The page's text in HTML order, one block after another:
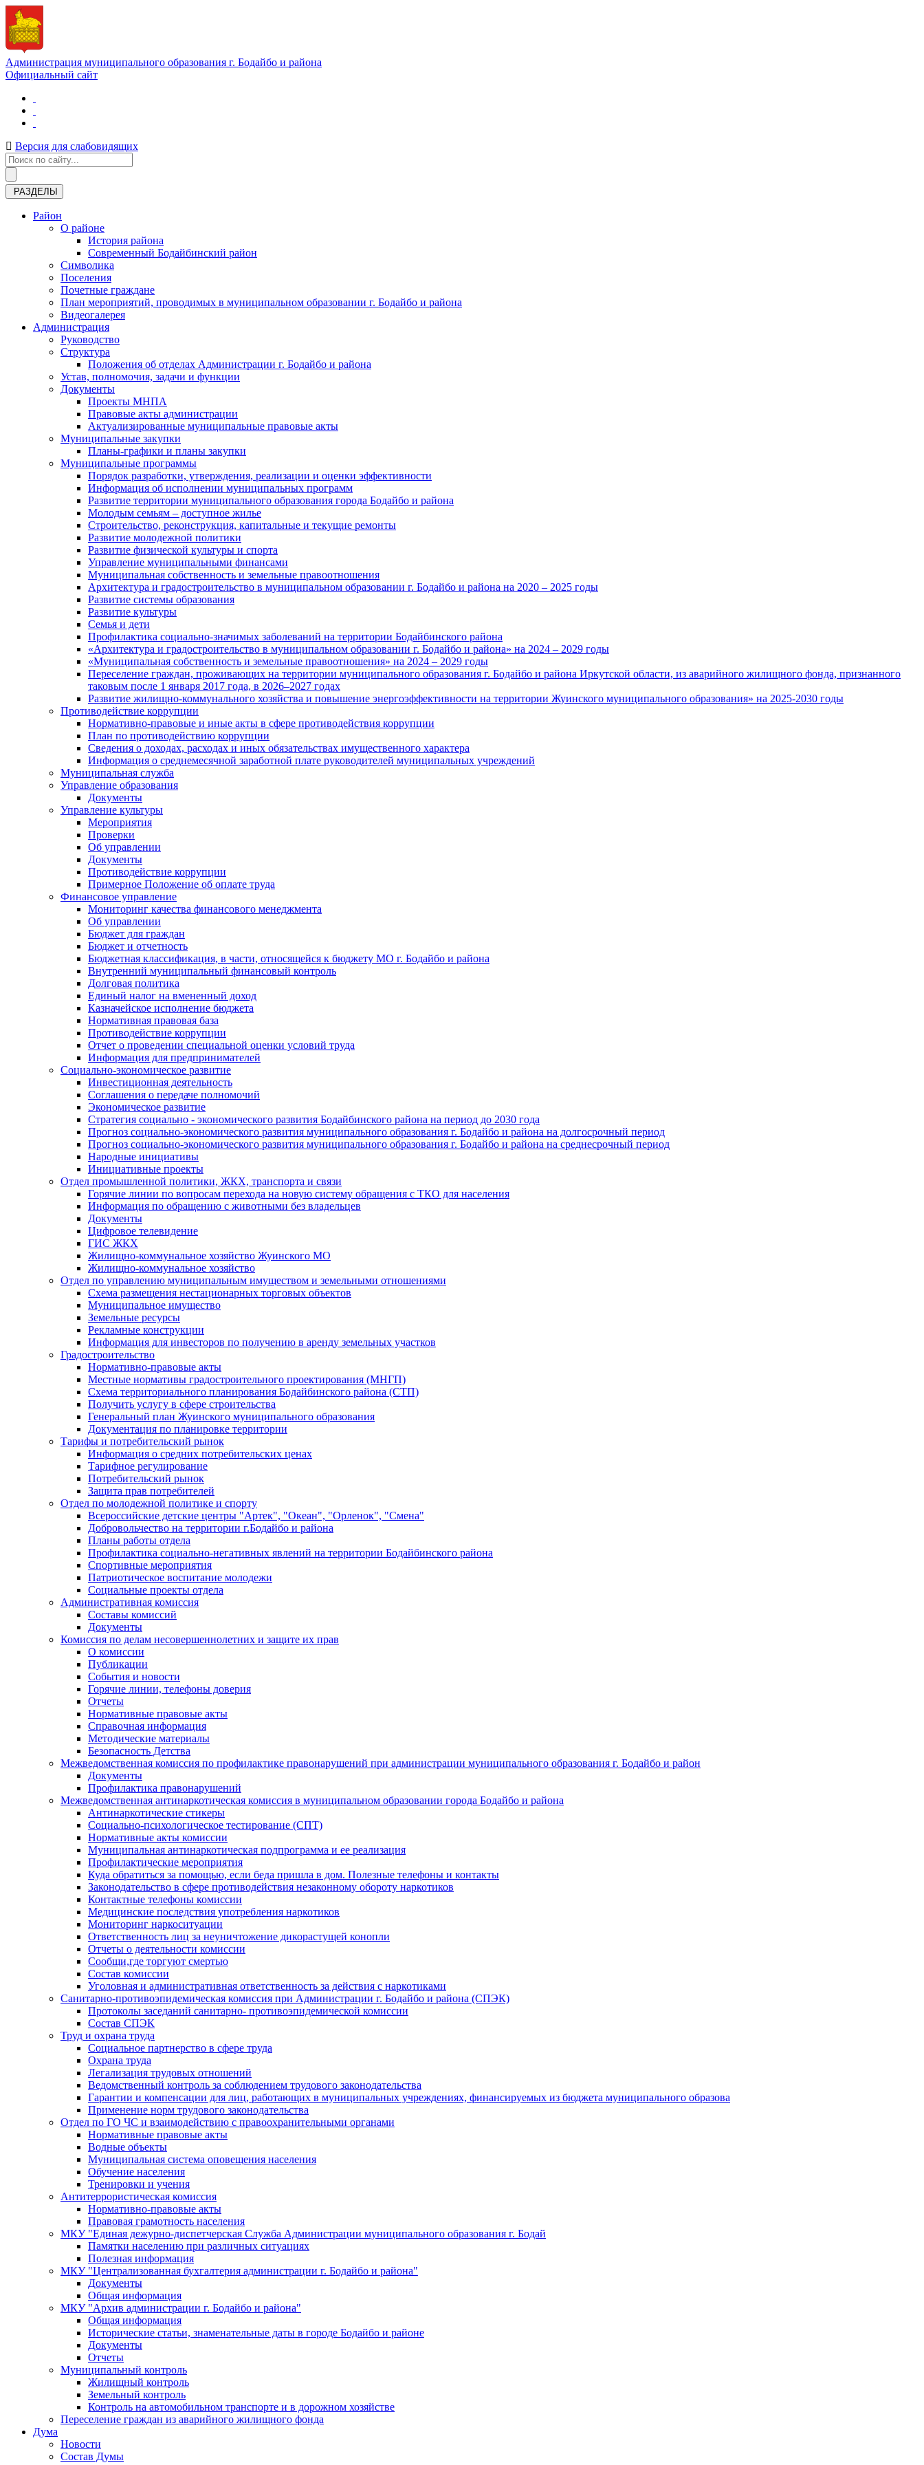
Администрация муниципального образования г. Бодайбо и района
Официальный сайт
Версия для слабовидящих
РАЗДЕЛЫ
Район
О районе
История района
Современный Бодайбинский район
Символика
Поселения
Почетные граждане
План мероприятий, проводимых в муниципальном образовании г. Бодайбо и района
Видеогалерея
Администрация
Руководство
Структура
Положения об отделах Администрации г. Бодайбо и района
Устав, полномочия, задачи и функции
Документы
Проекты МНПА
Правовые акты администрации
Актуализированные муниципальные правовые акты
Муниципальные закупки
Планы-графики и планы закупки
Муниципальные программы
Порядок разработки, утверждения, реализации и оценки эффективности
Информация об исполнении муниципальных программ
Развитие территории муниципального образования города Бодайбо и района
Молодым семьям – доступное жилье
Строительство, реконструкция, капитальные и текущие ремонты
Развитие молодежной политики
Развитие физической культуры и спорта
Управление муниципальными финансами
Муниципальная собственность и земельные правоотношения
Архитектура и градостроительство в муниципальном образовании г. Бодайбо и района на 2020 – 2025 годы
Развитие системы образования
Развитие культуры
Семья и дети
Профилактика социально-значимых заболеваний на территории Бодайбинского района
«Архитектура и градостроительство в муниципальном образовании г. Бодайбо и района» на 2024 – 2029 годы
«Муниципальная собственность и земельные правоотношения» на 2024 – 2029 годы
Переселение граждан, проживающих на территории муниципального образования г. Бодайбо и района Иркутской области, из аварийного жилищного фонда, признанного
таковым после 1 января 2017 года, в 2026–2027 годах
Развитие жилищно-коммунального хозяйства и повышение энергоэффективности на территории Жуинского муниципального образования» на 2025-2030 годы
Противодействие коррупции
Нормативно-правовые и иные акты в сфере противодействия коррупции
План по противодействию коррупции
Сведения о доходах, расходах и иных обязательствах имущественного характера
Информация о среднемесячной заработной плате руководителей муниципальных учреждений
Муниципальная служба
Управление образования
Документы
Управление культуры
Мероприятия
Проверки
Об управлении
Документы
Противодействие коррупции
Примерное Положение об оплате труда
Финансовое управление
Мониторинг качества финансового менеджмента
Об управлении
Бюджет для граждан
Бюджет и отчетность
Бюджетная классификация, в части, относящейся к бюджету МО г. Бодайбо и района
Внутренний муниципальный финансовый контроль
Долговая политика
Единый налог на вмененный доход
Казначейское исполнение бюджета
Нормативная правовая база
Противодействие коррупции
Отчет о проведении специальной оценки условий труда
Информация для предпринимателей
Социально-экономическое развитие
Инвестиционная деятельность
Соглашения о передаче полномочий
Экономическое развитие
Стратегия социально - экономического развития Бодайбинского района на период до 2030 года
Прогноз социально-экономического развития муниципального образования г. Бодайбо и района на долгосрочный период
Прогноз социально-экономического развития муниципального образования г. Бодайбо и района на среднесрочный период
Народные инициативы
Инициативные проекты
Отдел промышленной политики, ЖКХ, транспорта и связи
Горячие линии по вопросам перехода на новую систему обращения с ТКО для населения
Информация по обращению с животными без владельцев
Документы
Цифровое телевидение
ГИС ЖКХ
Жилищно-коммунальное хозяйство Жуинского МО
Жилищно-коммунальное хозяйство
Отдел по управлению муниципальным имуществом и земельными отношениями
Схема размещения нестационарных торговых объектов
Муниципальное имущество
Земельные ресурсы
Рекламные конструкции
Информация для инвесторов по получению в аренду земельных участков
Градостроительство
Нормативно-правовые акты
Местные нормативы градостроительного проектирования (МНГП)
Схема территориального планирования Бодайбинского района (СТП)
Получить услугу в сфере строительства
Генеральный план Жуинского муниципального образования
Документация по планировке территории
Тарифы и потребительский рынок
Информация о средних потребительских ценах
Тарифное регулирование
Потребительский рынок
Защита прав потребителей
Отдел по молодежной политике и спорту
Всероссийские детские центры "Артек", "Океан", "Орленок", "Смена"
Добровольчество на территории г.Бодайбо и района
Планы работы отдела
Профилактика социально-негативных явлений на территории Бодайбинского района
Спортивные мероприятия
Патриотическое воспитание молодежи
Социальные проекты отдела
Административная комиссия
Составы комиссий
Документы
Комиссия по делам несовершеннолетних и защите их прав
О комиссии
Публикации
События и новости
Горячие линии, телефоны доверия
Отчеты
Нормативные правовые акты
Справочная информация
Методические материалы
Безопасность Детства
Межведомственная комиссия по профилактике правонарушений при администрации муниципального образования г. Бодайбо и район
Документы
Профилактика правонарушений
Межведомственная антинаркотическая комиссия в муниципальном образовании города Бодайбо и района
Антинаркотические стикеры
Социально-психологическое тестирование (СПТ)
Нормативные акты комиссии
Муниципальная антинаркотическая подпрограмма и ее реализация
Профилактические мероприятия
Куда обратиться за помощью, если беда пришла в дом. Полезные телефоны и контакты
Законодательство в сфере противодействия незаконному обороту наркотиков
Контактные телефоны комиссии
Медицинские последствия употребления наркотиков
Мониторинг наркоситуации
Ответственность лиц за неуничтожение дикорастущей конопли
Отчеты о деятельности комиссии
Сообщи,где торгуют смертью
Состав комиссии
Уголовная и административная ответственность за действия с наркотиками
Санитарно-противоэпидемическая комиссия при Администрации г. Бодайбо и района (СПЭК)
Протоколы заседаний санитарно- противоэпидемической комиссии
Состав СПЭК
Труд и охрана труда
Социальное партнерство в сфере труда
Охрана труда
Легализация трудовых отношений
Ведомственный контроль за соблюдением трудового законодательства
Гарантии и компенсации для лиц, работающих в муниципальных учреждениях, финансируемых из бюджета муниципального образова
Применение норм трудового законодательства
Отдел по ГО ЧС и взаимодействию с правоохранительными органами
Нормативные правовые акты
Водные объекты
Муниципальная система оповещения населения
Обучение населения
Тренировки и учения
Антитеррористическая комиссия
Нормативно-правовые акты
Правовая грамотность населения
МКУ "Единая дежурно-диспетчерская Служба Администрации муниципального образования г. Бодай
Памятки населению при различных ситуациях
Полезная информация
МКУ "Централизованная бухгалтерия администрации г. Бодайбо и района"
Документы
Общая информация
МКУ "Архив администрации г. Бодайбо и района"
Общая информация
Исторические статьи, знаменательные даты в городе Бодайбо и районе
Документы
Отчеты
Муниципальный контроль
Жилищный контроль
Земельный контроль
Контроль на автомобильном транспорте и в дорожном хозяйстве
Переселение граждан из аварийного жилищного фонда
Дума
Новости
Состав Думы